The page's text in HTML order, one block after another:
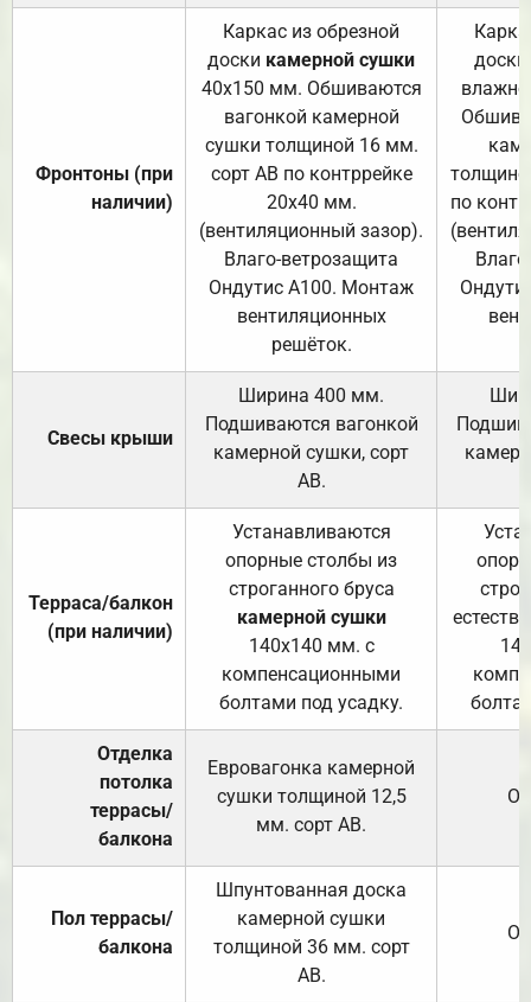
Фронтоны (при
наличии)
Каркас из обрезной
доски камерной сушки
40х150 мм. Обшиваются
вагонкой камерной
сушки толщиной 16 мм.
сорт АВ по контррейке
20х40 мм.
(вентиляционный зазор).
Влаго-ветрозащита
Ондутис А100. Монтаж
вентиляционных
решёток.
доски
по
Свесы крыши
Ширина 400 мм.
Подшиваются вагонкой
камерной сушки, сорт
АВ.
Терраса/балкон
(при наличии)
Устанавливаются
опорные столбы из
строганного бруса
камерной сушки
140х140 мм. с
компенсационными
болтами под усадку.
Отделка
потолка
террасы/
балкона
Евровагонка камерной
сушки толщиной 12,5
мм. сорт АВ.
Пол террасы/
балкона
Шпунтованная доска
камерной сушки
толщиной 36 мм. сорт
АВ.